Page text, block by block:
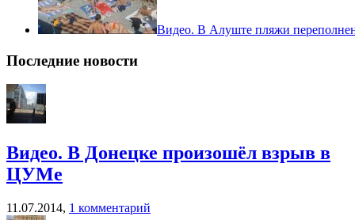
Видео. В Алуште пляжи
Последние новости
Видео. В Донецке произошёл взрыв в
ЦУМе
11.07.2014, 1 комментарий